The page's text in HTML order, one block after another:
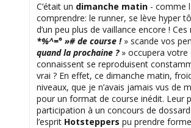
C’était un dimanche matin - comme
comprendre: le runner, se lève hyper
d’un peu plus de vaillance encore !
*%^=° »# de course !» scande vos
quand la prochaine ?» occupera votre
connaissent se reproduisent
vrai ? En effet, ce dimanche matin,
niveaux, que je n’avais jamais vus de
pour un format de course inédit. Leur
participation à un concours de
l’esprit Hotsteppers pu prendre